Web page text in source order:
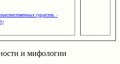
существ. -
и мифологии